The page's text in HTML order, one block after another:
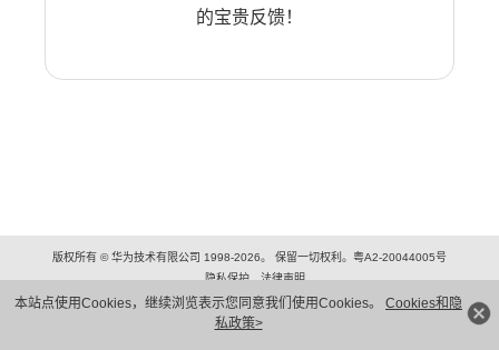
本站点使用Cookies，继续浏览表示您同意我们使用Cookies。 Cookies和隐
私政策>
的宝贵反馈！
版权所有 © 华为技术有限公司 1998-2026。 保留一切权利。粤A2-20044005号
隐私保护
法律声明